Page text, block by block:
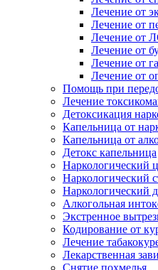
Лечение от
Лечение от
Лечение от
Лечение от
Лечение от
Лечение от
Помощь при
Лечение
Детоксикация
Капельница от
Капельница от
Детокс капельница
Наркологический
Наркологический
Наркологический
Алкогольная
Экстренное
Кодирование от
Лечение
Лекарственная
Снятие похмелья